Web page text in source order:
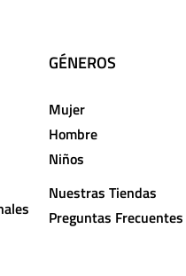
GÉNEROS
Mujer
Hombre
Niños
Nuestras Tiendas
Preguntas Frecuentes